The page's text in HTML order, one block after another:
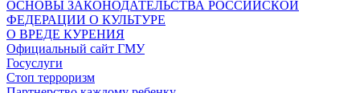
ОСНОВЫ ЗАКОНОДАТЕЛЬСТВА РОССИЙСКОЙ
ФЕДЕРАЦИИ О КУЛЬТУРЕ
О ВРЕДЕ КУРЕНИЯ
Официальный сайт ГМУ
Госуслуги
Стоп терроризм